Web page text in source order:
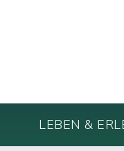
LEBEN &